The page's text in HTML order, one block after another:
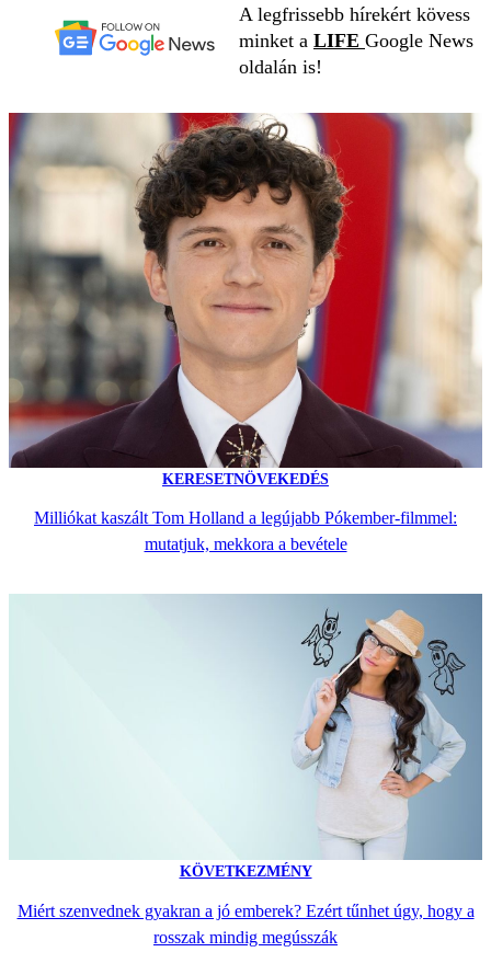
A legfrissebb hírekért kövess
minket a LIFE Google News
oldalán is!
KERESETNÖVEKEDÉS
Milliókat kaszált Tom Holland a legújabb Pókember-filmmel:
mutatjuk, mekkora a bevétele
KÖVETKEZMÉNY
Miért szenvednek gyakran a jó emberek? Ezért tűnhet úgy, hogy a
rosszak mindig megússzák